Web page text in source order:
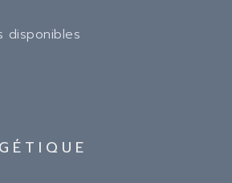
disponibles